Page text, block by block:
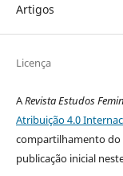
Artigos
Licença
ARevista Estudos
Atribuição 4.0
compartilhamento do
publicação inicial